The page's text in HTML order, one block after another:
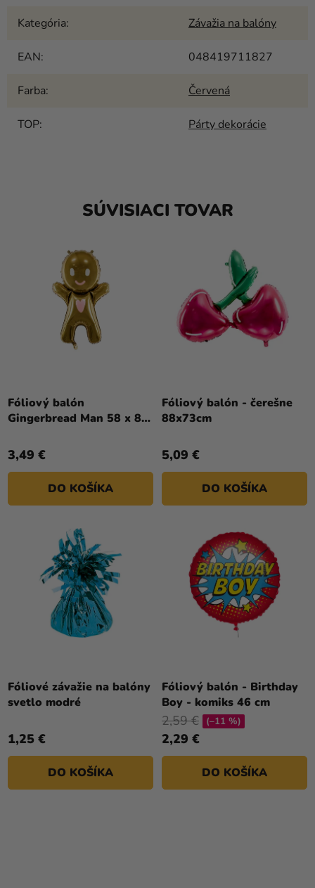
Kategória: Závažia na balóny
EAN: 048419711827
Farba: Červená
TOP: Párty dekorácie
SÚVISIACI TOVAR
Fóliový balón
Gingerbread Man 58 x 86
3,49 €
DO KOŠÍKA
Fóliový balón - čerešne
88x73cm
5,09 €
DO KOŠÍKA
Fóliové závažie na balóny
svetlo modré
1,25 €
DO KOŠÍKA
Fóliový balón - Birthday
Boy - komiks 46 cm
2,29 €
2,59 € (–11 %)
DO KOŠÍKA